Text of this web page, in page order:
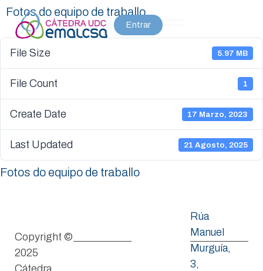
Entrar
Fotos do equipo de traballo
File Size 5.97 MB
File Count 1
Create Date 17 Marzo, 2023
Last Updated 21 Agosto, 2025
Fotos do equipo de traballo
Rúa
Manuel
Murguía,
3,
Copyright ©
2025
Cátedra